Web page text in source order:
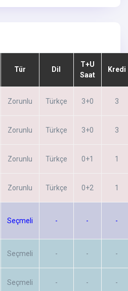
Tür Dil
T+U
Saat
Kredi
Zorunlu Türkçe 3+0 3
Zorunlu Türkçe 3+0 3
Zorunlu Türkçe 0+1 1
Zorunlu Türkçe 0+2 1
Seçmeli - - -
Seçmeli - - -
Seçmeli - - -